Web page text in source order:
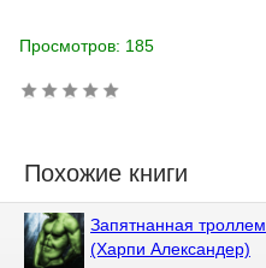
Просмотров: 185
Похожие книги
Запятнанная троллем
(Харпи Александер)